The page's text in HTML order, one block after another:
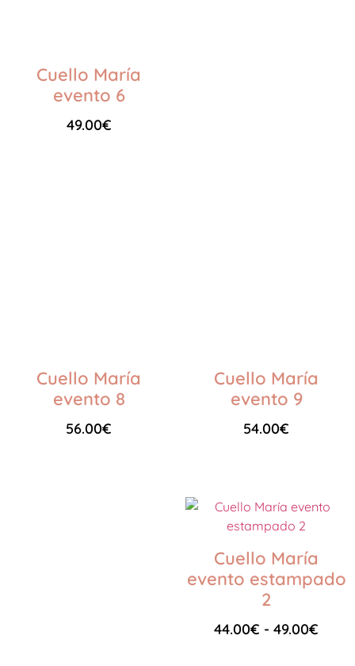
Cuello María
evento 6
49.00€
Cuello María
evento 8
56.00€
Cuello María
evento 9
54.00€
Cuello María
evento estampado
2
44.00€ - 49.00€